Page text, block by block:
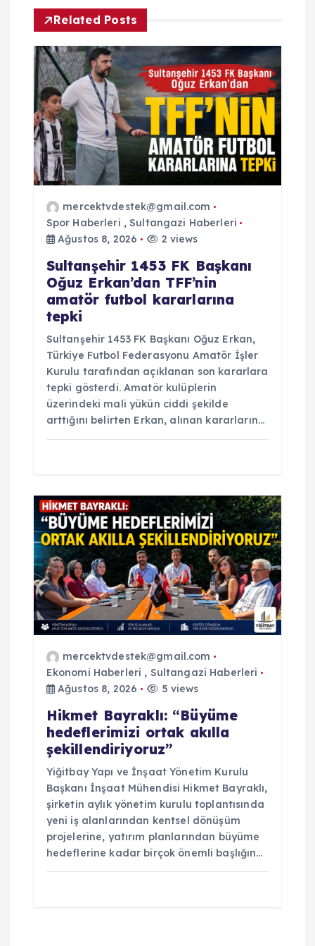
n
m
e
s
Related Posts
mercektvdestek@gmail.com
Spor Haberleri ,Sultangazi Haberleri
Ağustos 8, 2026
2 views
Sultanşehir 1453 FK Başkanı
Oğuz Erkan’dan TFF’nin
amatör futbol kararlarına
tepki
Sultanşehir 1453 FK Başkanı Oğuz Erkan,
Türkiye Futbol Federasyonu Amatör İşler
Kurulu tarafından açıklanan son kararlara
tepki gösterdi. Amatör kulüplerin
üzerindeki mali yükün ciddi şekilde
arttığını belirten Erkan, alınan kararların…
mercektvdestek@gmail.com
Ekonomi Haberleri , Sultangazi Haberleri
Ağustos 8, 2026
5 views
Hikmet Bayraklı: “Büyüme
hedeflerimizi ortak akılla
şekillendiriyoruz”
Yiğitbay Yapı ve İnşaat Yönetim Kurulu
Başkanı İnşaat Mühendisi Hikmet Bayraklı,
şirketin aylık yönetim kurulu toplantısında
yeni iş alanlarından kentsel dönüşüm
projelerine, yatırım planlarından büyüme
hedeflerine kadar birçok önemli başlığın…